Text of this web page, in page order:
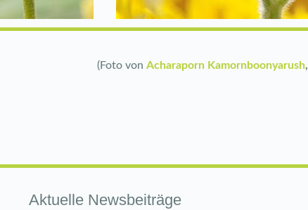
(Foto von Acharaporn Kamornboonyarush,
Aktuelle Newsbeiträge